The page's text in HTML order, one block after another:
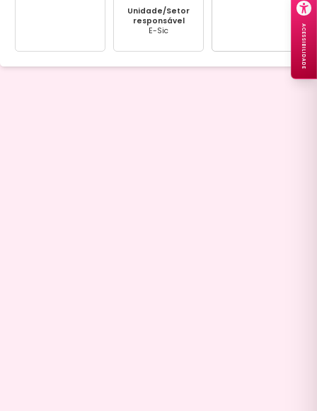
Unidade/Setor
responsável
E-Sic
ACESSIBILIDADE